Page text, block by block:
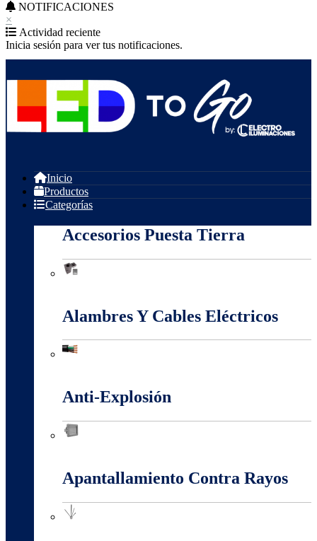
NOTIFICACIONES
×
Actividad reciente
Inicia sesión para ver tus notificaciones.
Inicio
Productos
Categorías
Accesorios Puesta Tierra
Alambres Y Cables Eléctricos
Anti-Explosión
Apantallamiento Contra Rayos